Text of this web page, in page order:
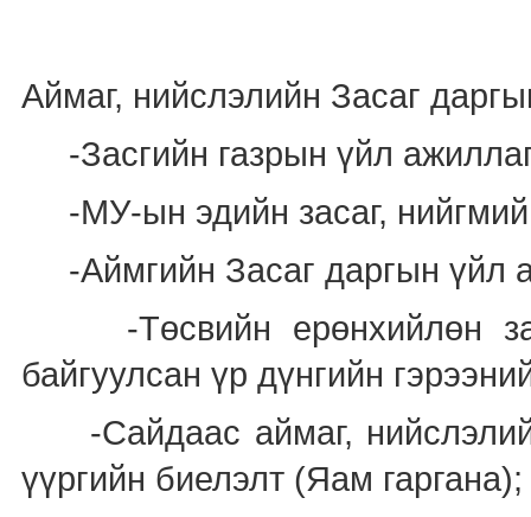
Аймаг, нийслэлийн Засаг
-Засгийн газрын үйл
-МУ-ын эдийн засаг,
-Аймгийн Засаг даргын үйл
-Төсвийн ерөнхийлөн
байгуулсан үр дүнгийн
-Сайдаас аймаг,
үүргийн биелэлт (Яам гаргана);